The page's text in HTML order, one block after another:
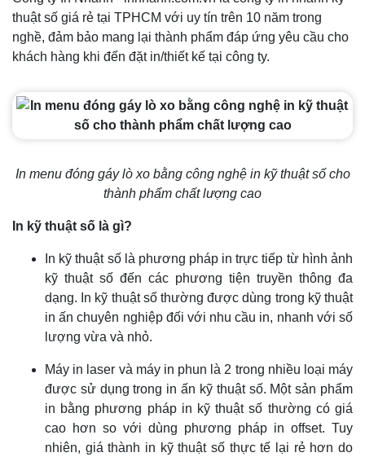
thuật số giá rẻ tại TPHCM với uy tín trên 10 năm trong
nghề, đảm bảo mang lại thành phẩm đáp ứng yêu cầu cho
khách hàng khi đến đặt in/thiết kế tại công ty.
In menu đóng gáy lò xo bằng công nghệ in kỹ thuật số cho
thành phẩm chất lượng cao
In kỹ thuật số là gì?
In kỹ thuật số là phương pháp in trực tiếp từ hình ảnh
kỹ thuật số đến các phương tiện truyền thông đa
dạng. In kỹ thuật số thường được dùng trong kỹ thuật
in ấn chuyên nghiệp đối với nhu cầu in, nhanh với số
lượng vừa và nhỏ.
Máy in laser và máy in phun là 2 trong nhiều loại máy
được sử dụng trong in ấn kỹ thuật số. Một sản phẩm
in bằng phương pháp in kỹ thuật số thường có giá
cao hơn so với dùng phương pháp in offset. Tuy
nhiên, giá thành in kỹ thuật số thực tế lại rẻ hơn do